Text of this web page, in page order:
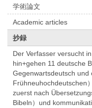
学術論文
Academic articles
抄録
Der Verfasser versucht
hin+gehen 11 deutsche
Gegenwartsdeutsch und
Frühneuhochdeutschen
zuerst nach
Bibeln）und